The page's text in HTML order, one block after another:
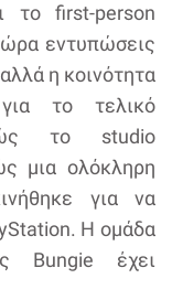
το first-person
εντυπώσεις
η κοινότητα
το τελικό
το studio
μια ολόκληρη
για να
Η ομάδα
Bungie έχει